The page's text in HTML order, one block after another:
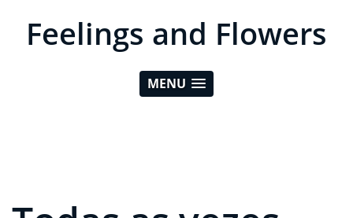
Feelings and Flowers
MENU